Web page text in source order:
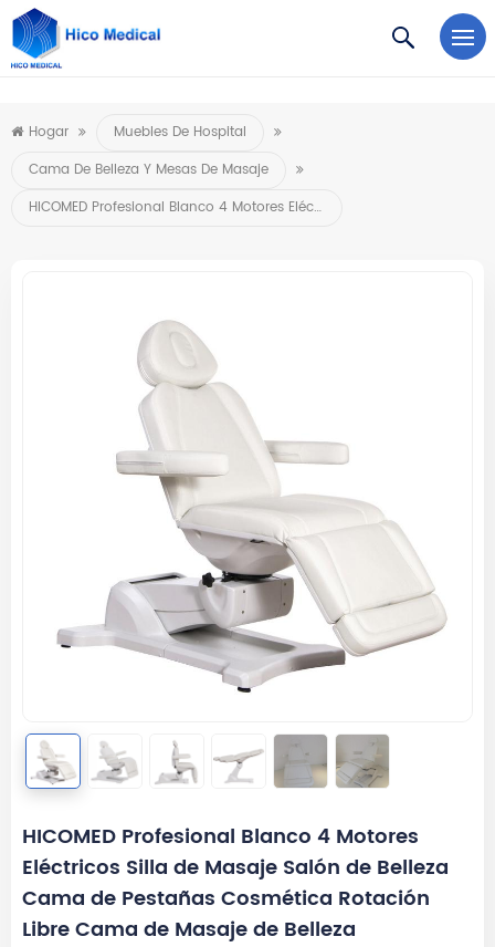
https://www.microsoft.com/en-us/microsoft-teams/log-in
Hogar
Muebles De Hospital
Cama De Belleza Y Mesas De Masaje
HICOMED Profesional Blanco 4 Motores Eléctricos Silla De Masaje Salón De Belleza Cama De Pestañas Cosmética Rotación Libre Cama De Masaje De Belleza
HICOMED Profesional Blanco 4 Motores
Eléctricos Silla de Masaje Salón de Belleza
Cama de Pestañas Cosmética Rotación
Libre Cama de Masaje de Belleza